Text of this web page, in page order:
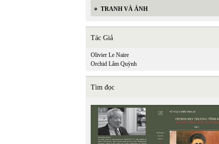
TRANH VÀ ẢNH
Tác Giả
Olivier Le Naire
Orchid Lâm Quỳnh
Tìm đọc